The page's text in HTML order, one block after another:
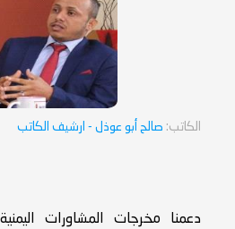
الكاتب: صالح أبو عوذل - ارشيف الكاتب
دعمنا مخرجات المشاورات اليمنية